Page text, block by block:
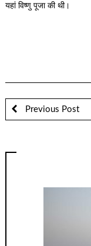
यहां विष्णु पूजा की थी।
Previous Post